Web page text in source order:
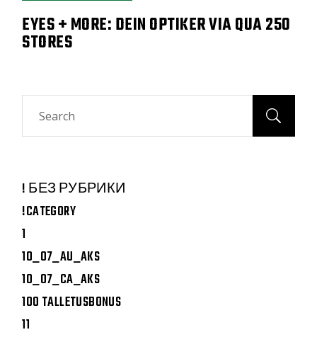
EYES + MORE: DEIN OPTIKER VIA QUA 250
STORES
Search
! БЕЗ РУБРИКИ
!CATEGORY
1
10_07_AU_AKS
10_07_CA_AKS
100 TALLETUSBONUS
11